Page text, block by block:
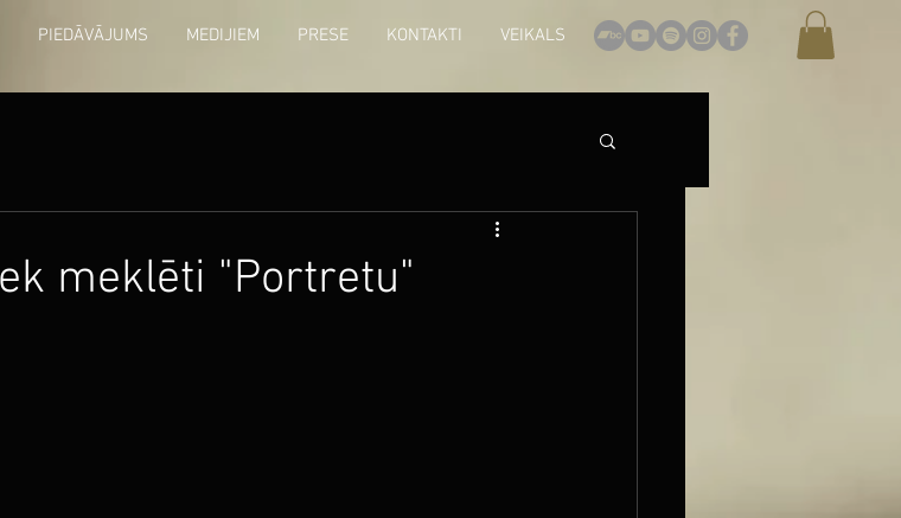
PIEDĀVĀJUMS MEDIJIEM PRESE KONTAKTI VEIKALS
meklēti "Portretu"